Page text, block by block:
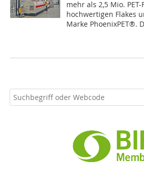
mehr als 2,5 Mio.
hochwertigen Flakes
Marke PhoenixPET®.